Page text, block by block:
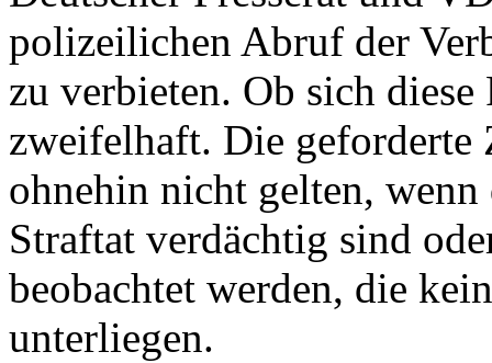
polizeilichen Abruf der
zu verbieten. Ob sich
zweifelhaft. Die geforderte
ohnehin nicht gelten,
Straftat verdächtig sind
beobachtet werden, die
unterliegen.